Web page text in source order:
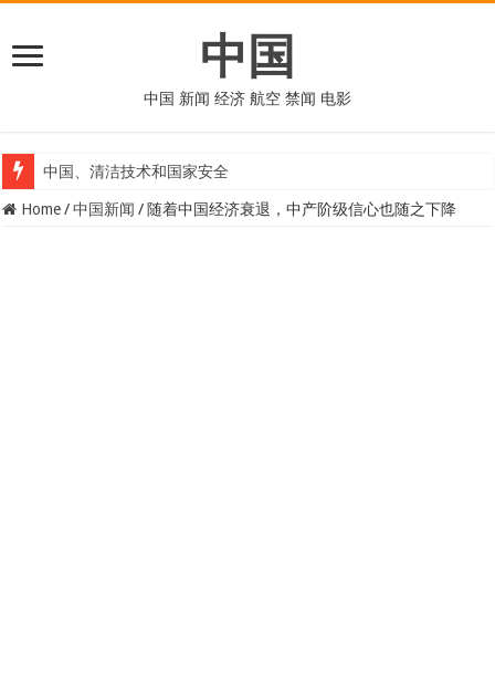
中国
中国 新闻 经济 航空 禁闻 电影
中国、清洁技术和国家安全
Home / 中国新闻 / 随着中国经济衰退，中产阶级信心也随之下降